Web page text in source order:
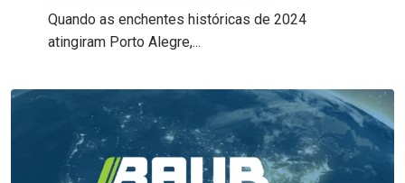
Quando as enchentes históricas de 2024
atingiram Porto Alegre,...